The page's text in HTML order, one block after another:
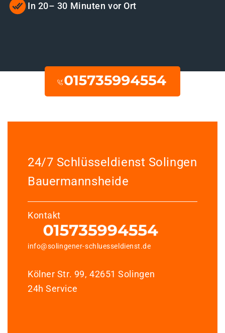
In 20– 30 Minuten vor Ort
24/7 Schlüsseldienst Solingen
Bauermannsheide
Kontakt
info@solingener-schluesseldienst.de
Kölner Str. 99, 42651 Solingen
24h Service